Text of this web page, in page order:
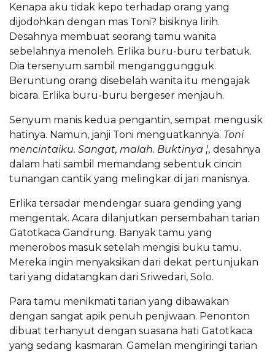
Kenapa aku tidak kepo terhadap orang yang
dijodohkan dengan mas Toni? bisiknya lirih.
Desahnya membuat seorang tamu wanita
sebelahnya menoleh. Erlika buru-buru terbatuk.
Dia tersenyum sambil menganggungguk.
Beruntung orang disebelah wanita itu mengajak
bicara. Erlika buru-buru bergeser menjauh.
Senyum manis kedua pengantin, sempat mengusik
hatinya. Namun, janji Toni menguatkannya. Toni
mencintaiku. Sangat, malah. Buktinya ¦, desahnya
dalam hati sambil memandang sebentuk cincin
tunangan cantik yang melingkar di jari manisnya.
Erlika tersadar mendengar suara gending yang
mengentak. Acara dilanjutkan persembahan tarian
Gatotkaca Gandrung. Banyak tamu yang
menerobos masuk setelah mengisi buku tamu.
Mereka ingin menyaksikan dari dekat pertunjukan
tari yang didatangkan dari Sriwedari, Solo.
Para tamu menikmati tarian yang dibawakan
dengan sangat apik penuh penjiwaan. Penonton
dibuat terhanyut dengan suasana hati Gatotkaca
yang sedang kasmaran. Gamelan mengiringi tarian